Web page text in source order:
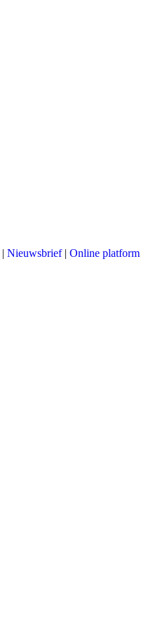
| Nieuwsbrief | Online platform